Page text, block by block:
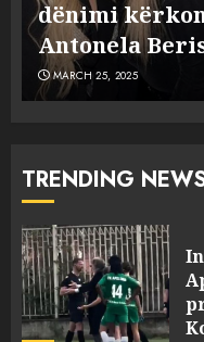
Dumanit flet
plagosën!
MARCH 25, 2025
TRENDING
5
1